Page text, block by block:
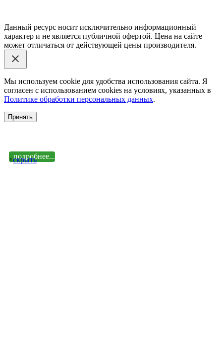
подробнее...
↑cкрыть
Данный ресурс носит исключительно информационный
характер и не является публичной офертой. Цена на сайте
может отличаться от действующей цены производителя.
Мы используем cookie для удобства использования сайта. Я
согласен с использованием cookies на условиях, указанных в
Политике обработки персональных данных.
Принять